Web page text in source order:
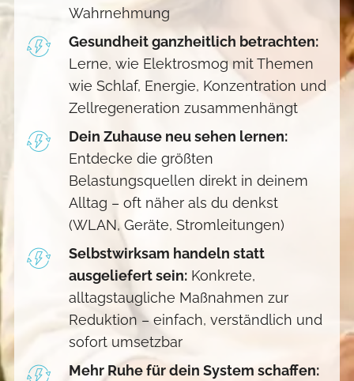
Wahrnehmung
Gesundheit ganzheitlich betrachten:
Lerne, wie Elektrosmog mit Themen
wie Schlaf, Energie, Konzentration und
Zellregeneration zusammenhängt
Dein Zuhause neu sehen lernen:
Entdecke die größten
Belastungsquellen direkt in deinem
Alltag – oft näher als du denkst
(WLAN, Geräte, Stromleitungen)
Selbstwirksam handeln statt
ausgeliefert sein:Konkrete,
alltagstaugliche Maßnahmen zur
Reduktion – einfach, verständlich und
sofort umsetzbar
Mehr Ruhe für dein System schaffen: